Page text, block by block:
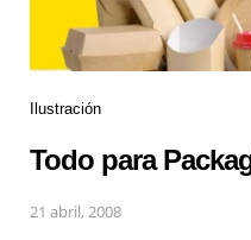
Ilustración
Todo para
21 abril, 2008